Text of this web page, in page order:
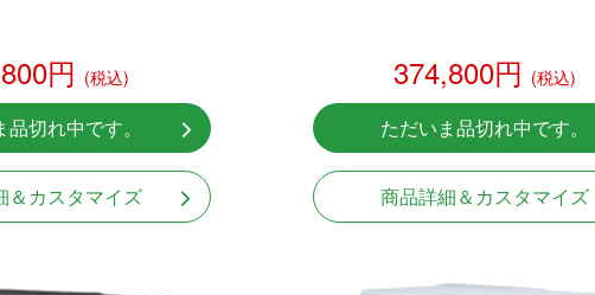
円 (税込)
切れ中です。
＆カスタマイズ
374,800円 (税込)
ただいま品切れ中です。
商品詳細＆カスタマイズ